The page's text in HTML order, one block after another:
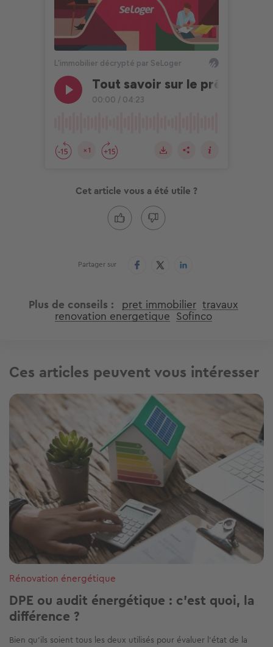
Cet article vous a été utile ?
Partager sur
Plus de conseils pret immobilier travaux
renovation energetique Sofinco
Ces articles peuvent vous intéresser
Image
Rénovation énergétique
DPE ou audit énergétique : c’est quoi, la
différence ?
Bien qu’ils soient tous les deux utilisés pour évaluer l’état de la